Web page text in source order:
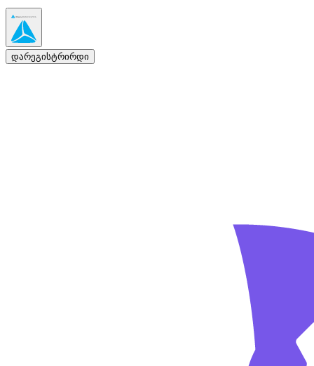
დარეგისტრირდი